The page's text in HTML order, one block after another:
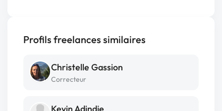
Profils freelances similaires
Christelle Gassion
Correcteur